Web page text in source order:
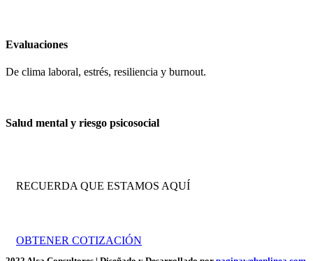
Evaluaciones
De clima laboral, estrés, resiliencia y burnout.
Salud mental y riesgo psicosocial
RECUERDA QUE ESTAMOS AQUÍ
OBTENER COTIZACIÓN